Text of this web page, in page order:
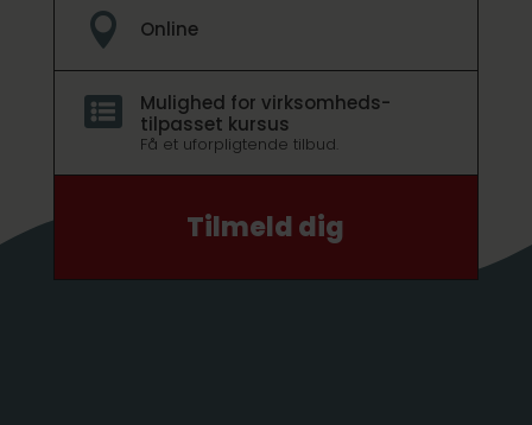
 Online

Mulighed for virksomheds­
tilpasset kursus
Få et uforpligtende tilbud.
Tilmeld dig